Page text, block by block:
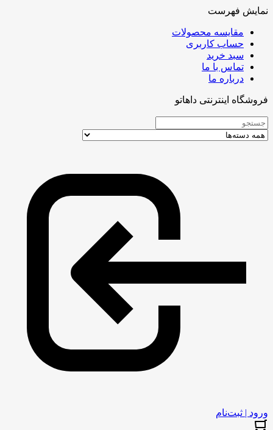
نمایش فهرست
مقایسه محصولات
حساب کاربری
سبد خرید
تماس با ما
درباره ما
فروشگاه اینترنتی داهاتو
ورود | ثبت‌نام